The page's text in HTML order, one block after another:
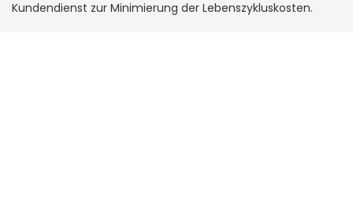
Kundendienst zur Minimierung der Lebenszykluskosten.